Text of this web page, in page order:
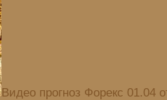
Видео прогноз Форекс 01.04